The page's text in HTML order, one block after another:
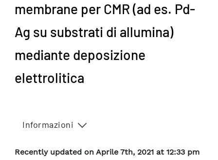
membrane per CMR (ad es. Pd-
Ag su substrati di allumina)
mediante deposizione
elettrolitica
Informazioni
Recently updated on Aprile 7th, 2021 at 12:33 pm